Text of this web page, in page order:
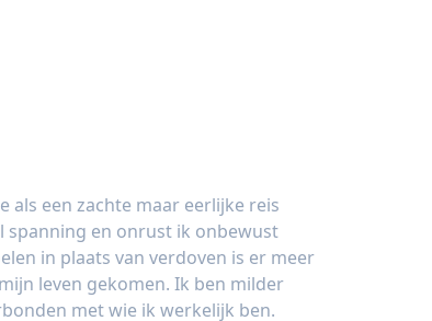
als een zachte maar eerlijke reis
spanning en onrust ik onbewust
in plaats van verdoven is er meer
leven gekomen. Ik ben milder
met wie ik werkelijk ben.